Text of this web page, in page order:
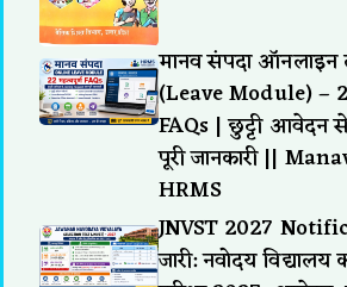
मानव संपदा ऑनलाइन
(Leave Module) –
FAQs | छुट्टी
पूरी जानकारी ||
HRMS
JNVST 2027
जारी: नवोदय विद्यालय